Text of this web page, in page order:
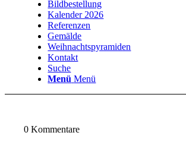
Bildbestellung
Kalender 2026
Referenzen
Gemälde
Weihnachtspyramiden
Kontakt
Suche
Menü Menü
0 Kommentare